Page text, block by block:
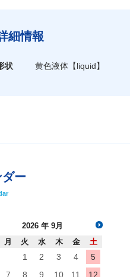
細情報
状 黄色液体 【liquid】
ー
2026 年 9月
月 火 水 木 金 土
1 2 3 4
5
7 8 9 10 11 12